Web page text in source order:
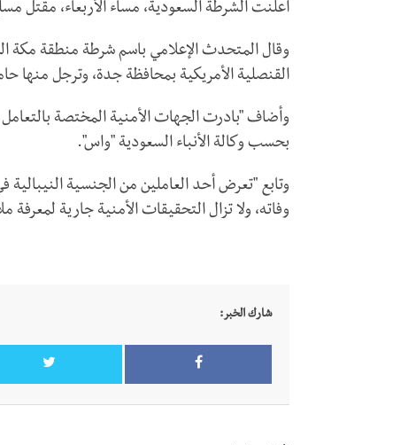
أعلنت الشرطة السعودية، مساء الأربعاء، مقتل
وقال المتحدث الإعلامي باسم شرطة منطقة
القنصلية الأمريكية بمحافظة جدة، وترجل منها
وأضاف "بادرت الجهات الأمنية المختصة
بحسب وكالة الأنباء السعودية "واس".
وتابع "تعرض أحد العاملين من الجنسية النيبالية
وفاته، ولا تزال التحقيقات الأمنية جارية
شارك الخبر: